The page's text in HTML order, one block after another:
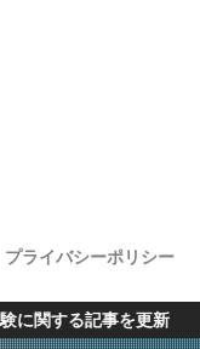
プライバシーポリシー
を更新